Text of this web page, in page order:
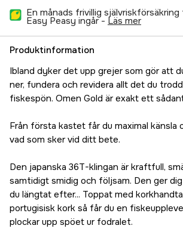
En månads frivillig självriskförsäkring
Easy Peasy ingår - läs mer
Produktinformation
Ibland dyker det upp grejer som gör att
ner, fundera och revidera allt det du
fiskespön. Omen Gold är exakt ett
Från första kastet får du maximal känsla
vad som sker vid ditt bete.
Den japanska 36T-klingan är kraftfull,
samtidigt smidig och följsam. Den ger
du längtat efter... Toppat med
portugisisk kork så får du en
plockar upp spöet ur fodralet.